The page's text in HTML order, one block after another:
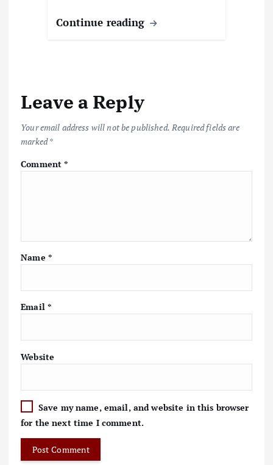
Continue reading
Leave a Reply
Your email address will not be published. Required fields are
marked*
Comment*
Name *
Email *
Website
Save my name, email, and website in this browser
for the next time I comment.